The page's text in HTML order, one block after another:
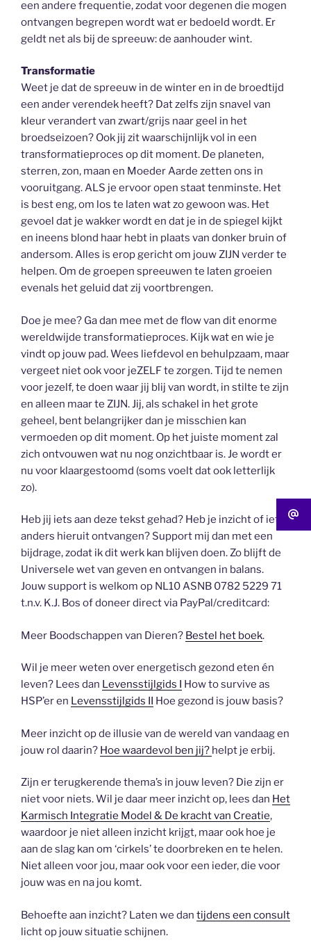
een andere frequentie, zodat voor degenen die mogen
ontvangen begrepen wordt wat er bedoeld wordt. Er
geldt net als bij de spreeuw: de aanhouder wint.
Transformatie
Weet je dat de spreeuw in de winter en in de broedtijd
een ander verendek heeft? Dat zelfs zijn snavel van
kleur verandert van zwart/grijs naar geel in het
broedseizoen? Ook jij zit waarschijnlijk vol in een
transformatieproces op dit moment. De planeten,
sterren, zon, maan en Moeder Aarde zetten ons in
vooruitgang. ALS je ervoor open staat tenminste. Het
is best eng, om los te laten wat zo gewoon was. Het
gevoel dat je wakker wordt en dat je in de spiegel kijkt
en ineens blond haar hebt in plaats van donker bruin of
andersom. Alles is erop gericht om jouw ZIJN verder te
helpen. Om de groepen spreeuwen te laten groeien
evenals het geluid dat zij voortbrengen.
Doe je mee? Ga dan mee met de flow van dit enorme
wereldwijde transformatieproces. Kijk wat en wie je
vindt op jouw pad. Wees liefdevol en behulpzaam, maar
vergeet niet ook voor jeZELF te zorgen. Tijd te nemen
voor jezelf, te doen waar jij blij van wordt, in stilte te zijn
en alleen maar te ZIJN. Jij, als schakel in het grote
geheel, bent belangrijker dan je misschien kan
vermoeden op dit moment. Op het juiste moment zal
zich ontvouwen wat nu nog onzichtbaar is. Je wordt er
nu voor klaargestoomd (soms voelt dat ook letterlijk
zo).
Heb jij iets aan deze tekst gehad? Heb je inzicht of iets
anders hieruit ontvangen? Support mij dan met een
bijdrage, zodat ik dit werk kan blijven doen. Zo blijft de
Universele wet van geven en ontvangen in balans.
Jouw support is welkom op NL10 ASNB 0782 5229 71
t.n.v. K.J. Bos of doneer direct via PayPal/creditcard:
Meer Boodschappen van Dieren? Bestel het boek.
Wil je meer weten over energetisch gezond eten én
leven? Lees dan Levensstijlgids I
How to survive as
HSP’er en Levensstijlgids II Hoe gezond is jouw basis?
Meer inzicht op de illusie van de wereld van vandaag en
jouw rol daarin? Hoe waardevol ben jij? helpt je erbij.
Zijn er terugkerende thema’s in jouw leven? Die zijn er
niet voor niets. Wil je daar meer inzicht op, lees dan Het
Karmisch Integratie Model & De kracht van Creatie,
waardoor je niet alleen inzicht krijgt, maar ook hoe je
aan de slag kan om ‘cirkels’ te doorbreken en te helen.
Niet alleen voor jou, maar ook voor een ieder, die voor
jouw was en na jou komt.
Behoefte aan inzicht? Laten we dan tijdens een consult
licht op jouw situatie schijnen.